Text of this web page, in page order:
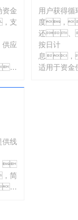
资金
支
应
，
。
用户获得循
度，
还
按日计
息
适用于资金
线
、
简
，